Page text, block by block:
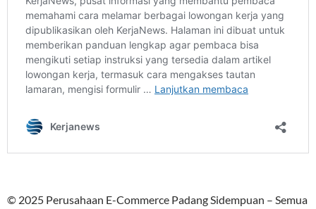
© 2025 Perusahaan E-Commerce Padang Sidempuan – Semua